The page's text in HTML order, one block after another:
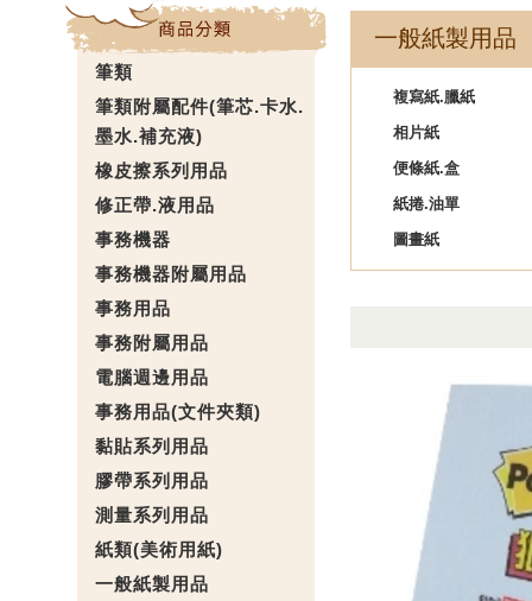
筆類
筆類附屬配件(筆芯.卡水.
墨水.補充液)
橡皮擦系列用品
修正帶.液用品
事務機器
事務機器附屬用品
事務用品
事務附屬用品
電腦週邊用品
事務用品(文件夾類)
黏貼系列用品
膠帶系列用品
測量系列用品
紙類(美術用紙)
一般紙製用品
一般紙製用品
複寫紙.臘紙
相片紙
便條紙.盒
紙捲.油單
圖畫紙